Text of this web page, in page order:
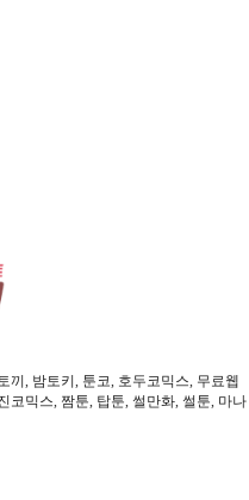
끼, 밤토키, 툰코, 호두코믹스, 무료웹
코믹스, 짬툰, 탑툰, 썰만화, 썰툰, 마나